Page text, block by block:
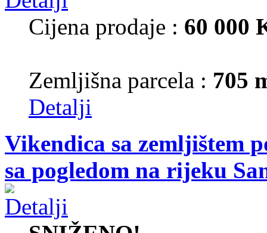
Cijena prodaje : 60 000
Zemljišna parcela : 705
Detalji
Vikendica sa zemljištem
sa pogledom na rijeku